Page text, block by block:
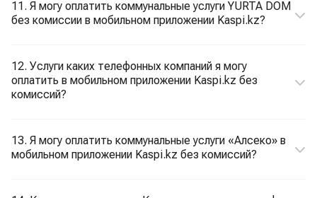
11. Я могу оплатить коммунальные услуги YURTA DOM
без комиссии в мобильном приложении Kaspi.kz?
12. Услуги каких телефонных компаний я могу
оплатить в мобильном приложении Kaspi.kz без
комиссий?
13. Я могу оплатить коммунальные услуги «Алсеко» в
мобильном приложении Kaspi.kz без комиссий?